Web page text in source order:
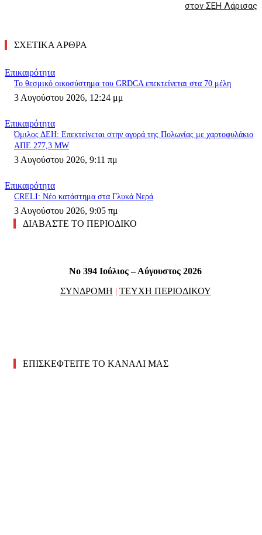
στον ΣΕΗ Λάρισας
ΣΧΕΤΙΚΑ ΑΡΘΡΑ
Επικαιρότητα
Το θεσμικό οικοσύστημα του GRDCA επεκτείνεται στα 70 μέλη
3 Αυγούστου 2026, 12:24 μμ
Επικαιρότητα
Όμιλος ΔΕΗ: Επεκτείνεται στην αγορά της Πολωνίας με χαρτοφυλάκιο
ΑΠΕ 277,3 MW
3 Αυγούστου 2026, 9:11 πμ
Επικαιρότητα
CRELI: Νέο κατάστημα στα Γλυκά Νερά
3 Αυγούστου 2026, 9:05 πμ
ΔΙΑΒΑΣΤΕ ΤΟ ΠΕΡΙΟΔΙΚΟ
No 394 Ιούλιος – Αύγουστος 2026
ΣΥΝΔΡΟΜΗ | ΤΕΥΧΗ ΠΕΡΙΟΔΙΚΟΥ
ΕΠΙΣΚΕΦΤΕΙΤΕ ΤΟ ΚΑΝΑΛΙ ΜΑΣ